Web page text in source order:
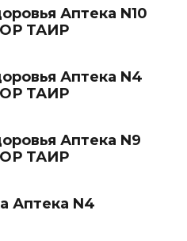
Аптека N10
ТАИР
Аптека N4
ТАИР
Аптека N9
ТАИР
Аптека N4